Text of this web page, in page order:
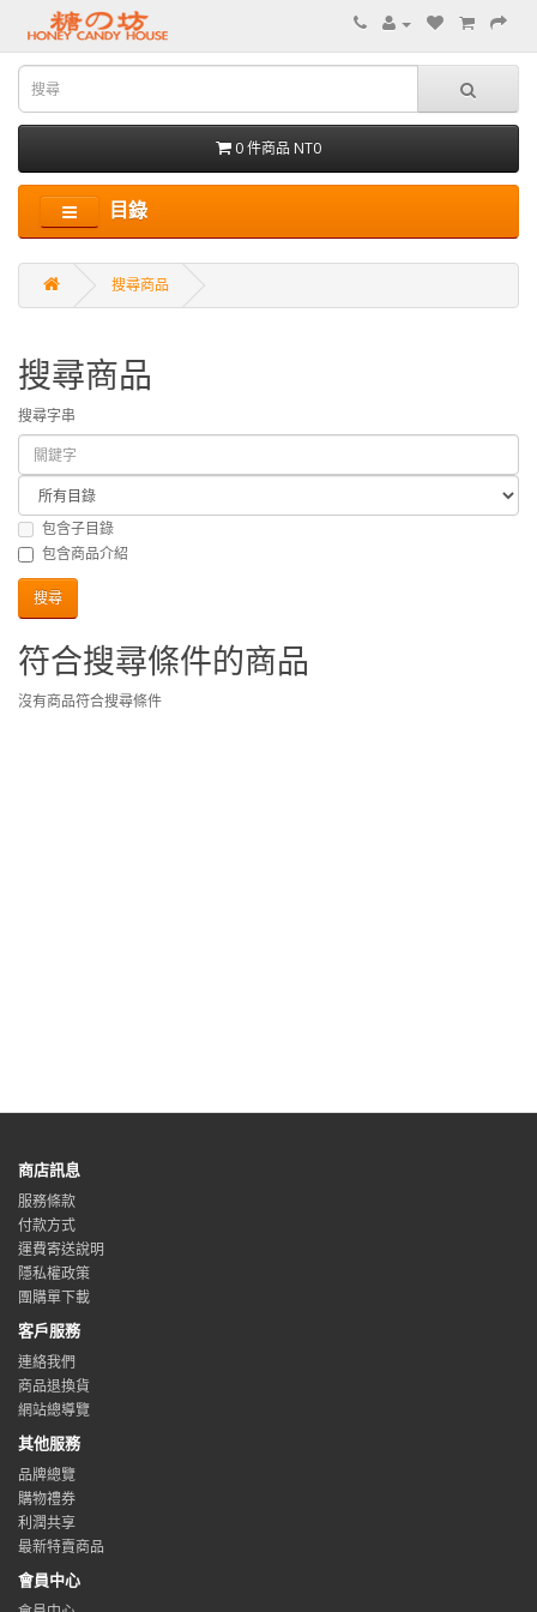
0 件商品 NT0
目錄
搜尋商品
搜尋商品
搜尋字串
包含子目錄
包含商品介紹
符合搜尋條件的商品
沒有商品符合搜尋條件
商店訊息
服務條款
付款方式
運費寄送說明
隱私權政策
團購單下載
客戶服務
連絡我們
商品退換貨
網站總導覽
其他服務
品牌總覽
購物禮券
利潤共享
最新特賣商品
會員中心